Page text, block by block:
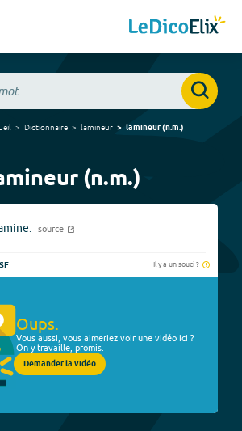
Dictionnaire lamineur lamineur(n.m.)
(n.m.)
source
Il y a un souci ?
Oups.
Vous aussi, vous aimeriez voir une vidéo ici ?
On y travaille, promis.
Demander la vidéo